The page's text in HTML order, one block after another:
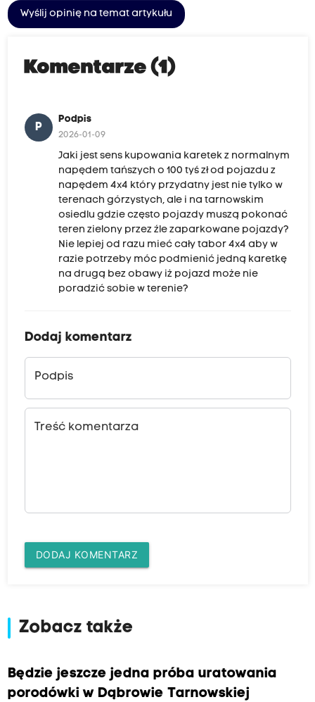
Wyślij opinię na temat artykułu
Komentarze (1)
P
Podpis
2026-01-09
Jaki jest sens kupowania karetek z normalnym
napędem tańszych o 100 tyś zł od pojazdu z
napędem 4x4 który przydatny jest nie tylko w
terenach górzystych, ale i na tarnowskim
osiedlu gdzie często pojazdy muszą pokonać
teren zielony przez źle zaparkowane pojazdy?
Nie lepiej od razu mieć cały tabor 4x4 aby w
razie potrzeby móc podmienić jedną karetkę
na drugą bez obawy iż pojazd może nie
poradzić sobie w terenie?
Dodaj komentarz
Podpis
Treść komentarza
DODAJ KOMENTARZ
Zobacz także
Będzie jeszcze jedna próba uratowania
porodówki w Dąbrowie Tarnowskiej